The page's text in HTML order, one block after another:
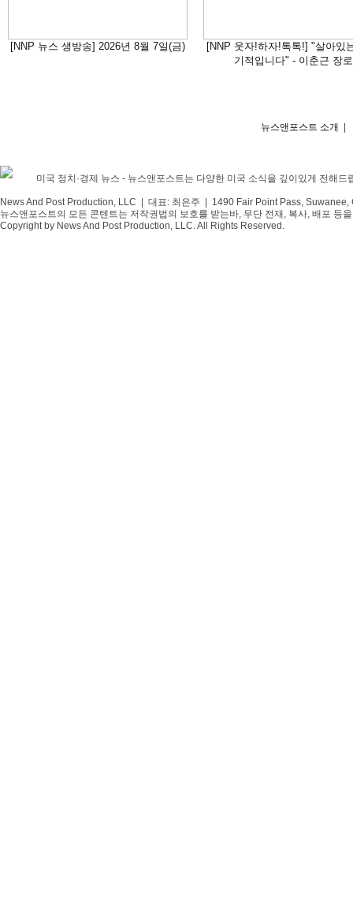
[NNP 뉴스 생방송] 2026년 8월 7일(금)
[NNP 웃자!하자!톡톡!] "살아있
기적입니다" - 이춘근 장로
뉴스앤포스트 소개
미국 정치·경제 뉴스 - 뉴스앤포스트는 다양한 미국 소식을 깊이있게 전해드
News And Post Production, LLC | 대표: 최은주 | 1490 Fair Point Pass, Suwanee,
뉴스앤포스트의 모든 콘텐트는 저작권법의 보호를 받는바, 무단 전재, 복사, 배포 등
Copyright by News And Post Production, LLC. All Rights Reserved.